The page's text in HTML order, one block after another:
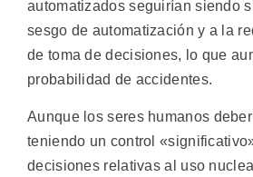
automatizados seguirían siendo
sesgo de automatización y a la
de toma de decisiones, lo que
probabilidad de accidentes.
Aunque los seres humanos
teniendo un control
decisiones relativas al uso